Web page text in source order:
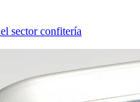
sector confitería